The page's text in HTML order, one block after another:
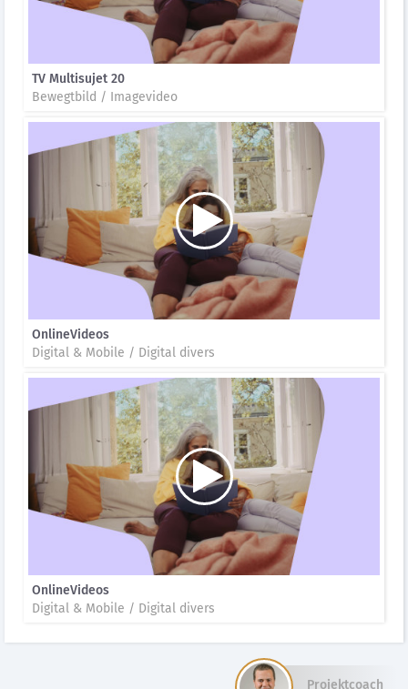
TV Multisujet 20
Bewegtbild / Imagevideo
OnlineVideos
Digital & Mobile / Digital divers
OnlineVideos
Digital & Mobile / Digital divers
Projektcoach